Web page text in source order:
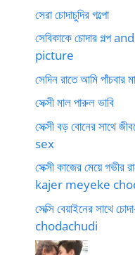
সেরা চোদাচুদির গল্পো
সেবিকাকে চোদার
picture
সেদিন রাতে আমি পাঁচবার
সেক্সী মাল পারুল ভাবি
সেক্সী বড় বোনের সাথে
sex
সেক্সী কাজের মেয়ে
kajer meyeke
সেক্সি বেয়াইনের সাথে
chodachudi